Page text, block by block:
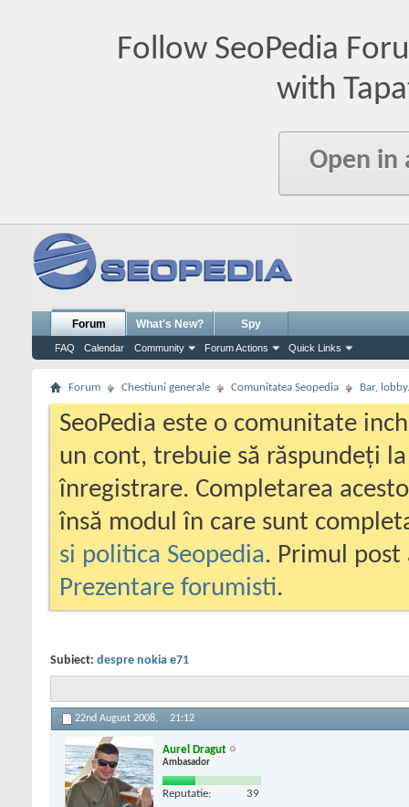
Follow SeoPedia
with
Open in
Forum
FAQ Calendar Community Forum Actions Quick Links
What's New? Spy
Forum Chestiuni generale Comunitatea Seopedia Bar,
SeoPedia este o comunitate
un cont, trebuie să răspundeți
înregistrare. Completarea
însă modul în care sunt
si politica Seopedia. Primul
Prezentare forumisti.
Subiect: despre nokia e71
22nd August 2008, 21:12
Aurel Dragut
Ambasador
Reputatie: 39